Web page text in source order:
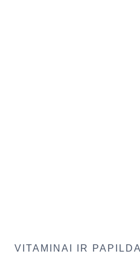
VITAMINAI IR